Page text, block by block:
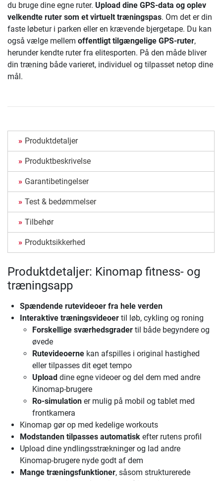
du bruge dine egne ruter. Upload dine GPS-data og oplev
velkendte ruter som et virtuelt træningspas. Om det er din
faste løbetur i parken eller en krævende bjergetape. Du kan
også vælge mellem offentligt tilgængelige GPS-ruter,
herunder kendte ruter fra elitesporten. På den måde bliver
din træning både varieret, individuel og tilpasset netop dine
mål.
Produktdetaljer
Produktbeskrivelse
Garantibetingelser
Test & bedømmelser
Tilbehør
Produktsikkerhed
Produktdetaljer: Kinomap fitness- og
træningsapp
Spændende rutevideoer fra hele verden
Interaktive træningsvideoer til løb, cykling og roning
Forskellige sværhedsgrader til både begyndere og
øvede
Rutevideoerne kan afspilles i original hastighed
eller tilpasses dit eget tempo
Upload dine egne videoer og del dem med andre
Kinomap-brugere
Ro-simulation er mulig på mobil og tablet med
frontkamera
Kinomap gør op med kedelige workouts
Modstanden tilpasses automatisk efter rutens profil
Upload dine yndlingsstrækninger og lad andre
Kinomap-brugere nyde godt af dem
Mange træningsfunktioner, såsom strukturerede